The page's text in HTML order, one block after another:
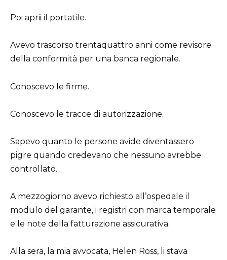
Poi aprii il portatile.
Avevo trascorso trentaquattro anni come revisore
della conformità per una banca regionale.
Conoscevo le firme.
Conoscevo le tracce di autorizzazione.
Sapevo quanto le persone avide diventassero
pigre quando credevano che nessuno avrebbe
controllato.
A mezzogiorno avevo richiesto all’ospedale il
modulo del garante, i registri con marca temporale
e le note della fatturazione assicurativa.
Alla sera, la mia avvocata, Helen Ross, li stava